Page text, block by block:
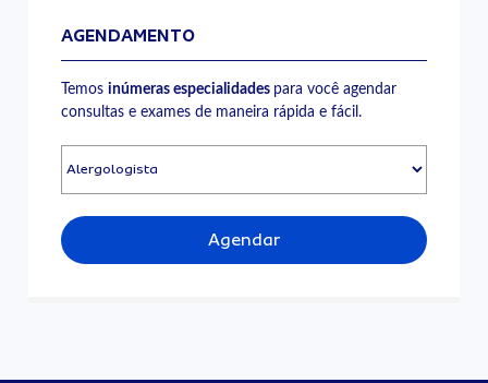
AGENDAMENTO
Temosinúmeras especialidades para você agendar
consultas e exames de maneira rápida e fácil.
Agendar